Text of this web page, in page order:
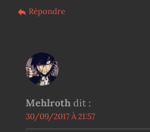
Répondre
Mehlroth dit :
30/09/2017 À 21:57